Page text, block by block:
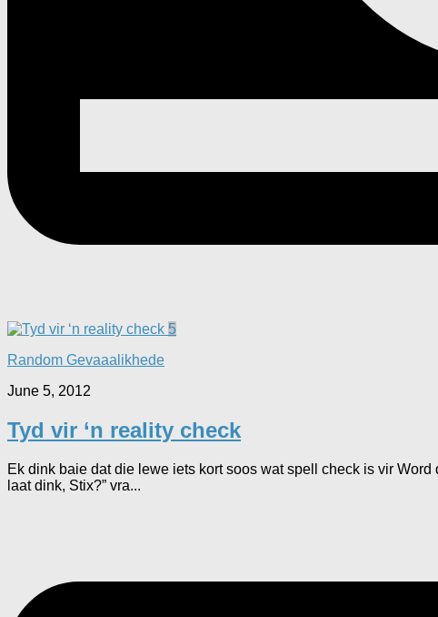
5
Random Gevaaalikhede
June 5, 2012
Tyd vir ‘n reality check
Ek dink baie dat die lewe iets kort soos wat spell check is vir
laat dink, Stix?” vra...